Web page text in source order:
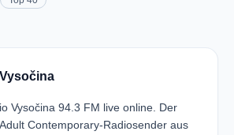
Vysočina 94.3 FM live online. Der
Contemporary-Radiosender aus